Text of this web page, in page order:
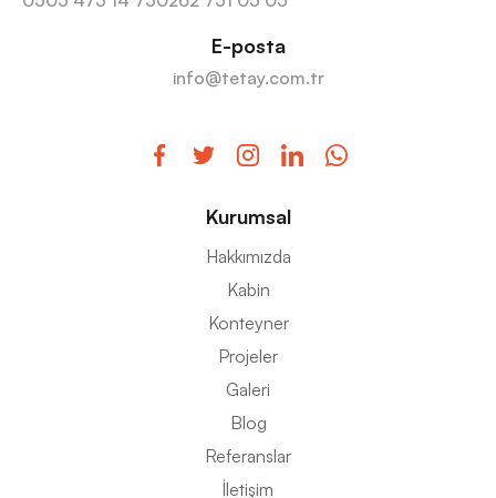
E-posta
info@tetay.com.tr
Kurumsal
Hakkımızda
Kabin
Konteyner
Projeler
Galeri
Blog
Referanslar
İletişim